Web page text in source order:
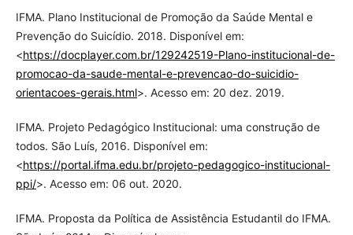
IFMA. Plano Institucional de Promoção da Saúde Mental e
Prevenção do Suicídio. 2018. Disponível em:
<https://docplayer.com.br/129242519-Plano-institucional-de-
promocao-da-saude-mental-e-prevencao-do-suicidio-
orientacoes-gerais.html>. Acesso em: 20 dez. 2019.
IFMA. Projeto Pedagógico Institucional: uma construção de
todos. São Luís, 2016. Disponível em:
<https://portal.ifma.edu.br/projeto-pedagogico-institucional-
ppi/>. Acesso em: 06 out. 2020.
IFMA. Proposta da Política de Assistência Estudantil do IFMA.